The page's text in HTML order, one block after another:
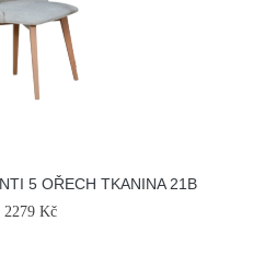
5 OŘECH TKANINA 21B
2279 Kč